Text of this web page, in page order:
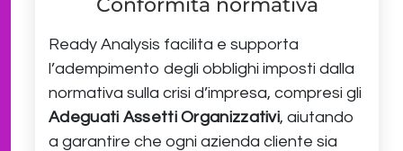
Conformità normativa
Ready Analysis facilita e supporta
l’adempimento degli obblighi imposti dalla
normativa sulla crisi d’impresa, compresi gli
Adeguati Assetti Organizzativi, aiutando
a garantire che ogni azienda cliente sia